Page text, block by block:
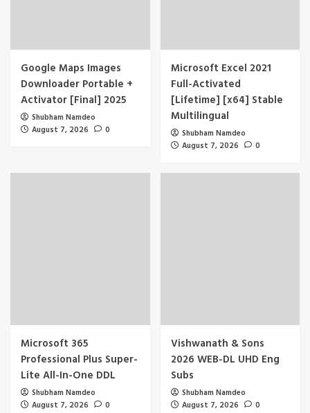
Google Maps Images
Downloader Portable +
Activator [Final] 2025
Shubham Namdeo
August 7, 2026
0
Microsoft Excel 2021
Full-Activated
[Lifetime] [x64] Stable
Multilingual
Shubham Namdeo
August 7, 2026
0
Microsoft 365
Professional Plus Super-
Lite All-In-One DDL
Shubham Namdeo
August 7, 2026
0
Vishwanath & Sons
2026 WEB-DL UHD Eng
Subs
Shubham Namdeo
August 7, 2026
0